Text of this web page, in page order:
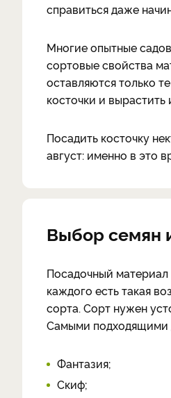
справиться даже
Многие опытные
сортовые свойства
оставляются только
косточки и вырастить
Посадить косточку
август: именно в это
Выбор семян
Посадочный материал
каждого есть такая
сорта. Сорт нужен
Самыми подходящими
Фантазия;
Скиф;